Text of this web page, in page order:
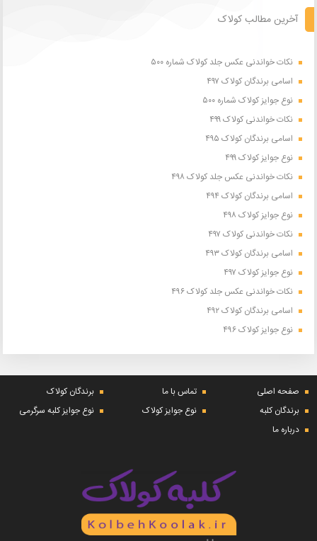
آخرین مطالب کولاک
نکات خواندنی عکس جلد کولاک شماره ۵۰۰
اسامی برندگان کولاک ۴۹۷
نوع جوایز کولاک شماره ۵۰۰
نکات خواندنی کولاک ۴۹۹
اسامی برندگان کولاک ۴۹۵
نوع جوایز کولاک ۴۹۹
نکات خواندنی عکس جلد کولاک ۴۹۸
اسامی برندگان کولاک ۴۹۴
نوع جوایز کولاک ۴۹۸
نکات خواندنی کولاک ۴۹۷
اسامی برندگان کولاک ۴۹۳
نوع جوایز کولاک ۴۹۷
نکات خواندنی عکس جلد کولاک ۴۹۶
اسامی برندگان کولاک ۴۹۲
نوع جوایز کولاک ۴۹۶
صفحه اصلی تماس با ما
برندگان کولاک
برندگان کلبه
نوع جوایز کولاک
نوع جوایز کلبه سرگرمی
درباره ما